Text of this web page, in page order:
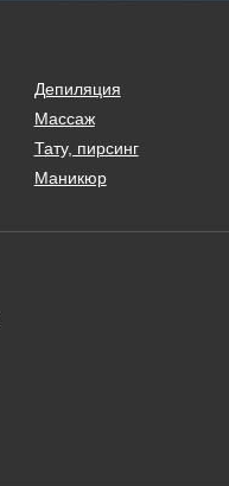
Депиляция
Массаж
Тату, пирсинг
Маникюр